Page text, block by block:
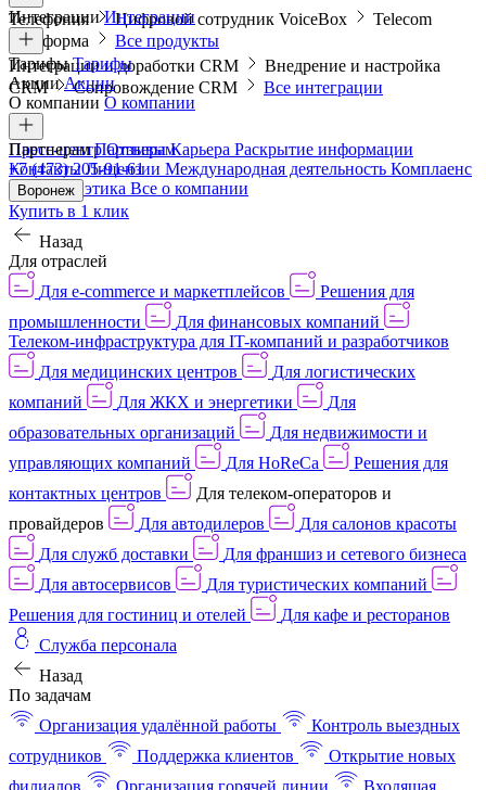
Телефония Цифровой сотрудник VoiceBox
Telecom
платформа
Все продукты
ИнтеграцииИнтеграции
Интеграции и доработки CRM
Внедрение и настройка
CRM
Сопровождение CRM Все интеграции
ТарифыТарифы
АкцииАкции
О компании О компании
Пресс-центрОтзывыКарьера Раскрытие информации
КонтактыЛицензии Международная деятельность Комплаенс
и деловая этика Все о компании
ПартнерамПартнерам
+7 (473) 205-91-61
Воронеж
Купить в 1 клик
Назад
Для отраслей
Для e-commerce и маркетплейсов
Решения для
промышленности
Для финансовых компаний
Телеком-инфраструктура для IT-компаний и разработчиков
Для медицинских центров
Для логистических
компаний
Для ЖКХ и энергетики
Для
образовательных организаций
Для недвижимости и
управляющих компаний
Для HoReCa
Решения для
контактных центров
Для телеком-операторов и
провайдеров
Для автодилеров
Для салонов красоты
Для служб доставки
Для франшиз и сетевого бизнеса
Для автосервисов
Для туристических компаний
Решения для гостиниц и отелей
Для кафе и ресторанов
Служба персонала
Назад
По задачам
Организация удалённой работы
Контроль выездных
сотрудников
Поддержка клиентов
Открытие новых
филиалов
Организация горячей линии
Входящая